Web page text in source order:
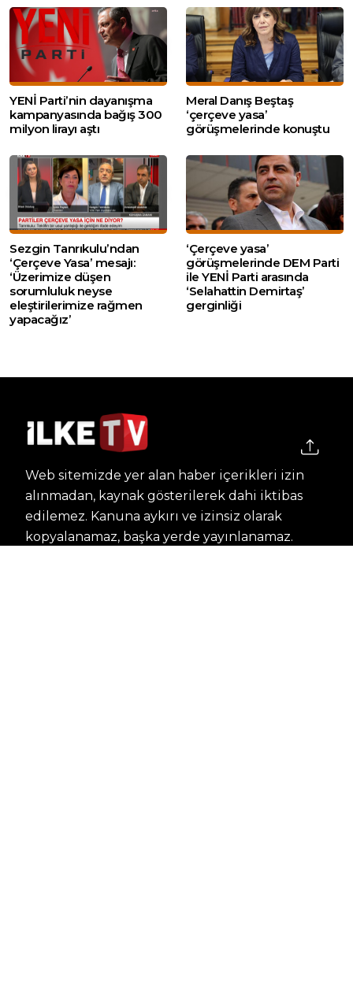
YENİ Parti’nin dayanışma
kampanyasında bağış 300
milyon lirayı aştı
Meral Danış Beştaş
‘çerçeve yasa’
görüşmelerinde konuştu
Sezgin Tanrıkulu’ndan
‘Çerçeve Yasa’ mesajı:
‘Üzerimize düşen
sorumluluk neyse
eleştirilerimize rağmen
yapacağız’
‘Çerçeve yasa’
görüşmelerinde DEM Parti
ile YENİ Parti arasında
‘Selahattin Demirtaş’
gerginliği
Web sitemizde yer alan haber içerikleri izin
alınmadan, kaynak gösterilerek dahi iktibas
edilemez. Kanuna aykırı ve izinsiz olarak
kopyalanamaz, başka yerde yayınlanamaz.